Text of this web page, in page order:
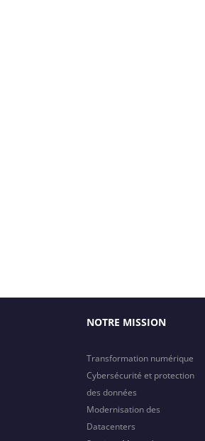
NOTRE MISSION
Transformation numérique
Cybersécurité et protection
des données
Modernisation des
Datacenters